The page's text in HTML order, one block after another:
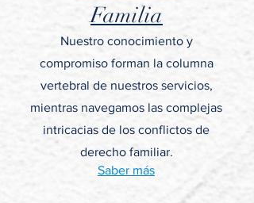
Familia
Nuestro conocimiento y
compromiso forman la columna
vertebral de nuestros servicios,
mientras navegamos las complejas
intricacias de los conflictos de
derecho familiar.
Saber más